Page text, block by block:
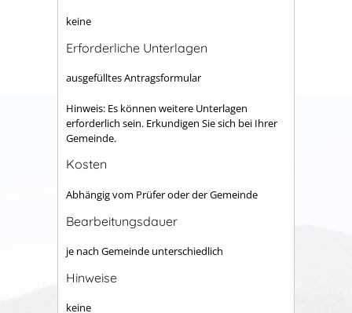
keine
Erforderliche Unterlagen
ausgefülltes Antragsformular
Hinweis: Es können weitere Unterlagen
erforderlich sein. Erkundigen Sie sich bei Ihrer
Gemeinde.
Kosten
Abhängig vom Prüfer oder der Gemeinde
Bearbeitungsdauer
je nach Gemeinde unterschiedlich
Hinweise
keine